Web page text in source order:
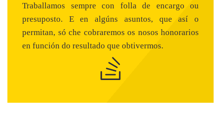
Traballamos sempre con folla de encargo ou
presuposto. E en algúns asuntos, que así o
permitan, só che cobraremos os nosos honorarios
en función do resultado que obtivermos.